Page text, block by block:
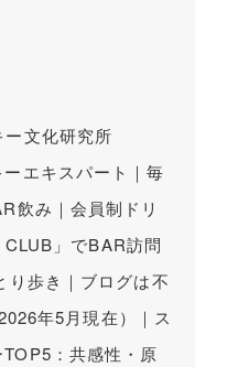
文化研究所
ーエキスパート｜毎
飲み｜会員制ドリ
」でBAR訪問
り歩き｜ブログは不
年5月現在）｜ス
：共感性・原